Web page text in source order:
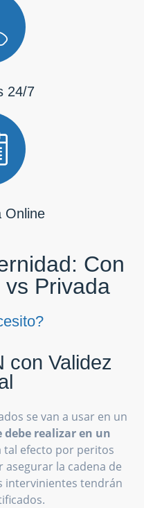
24/7
Online
Con
Privada
con Validez
se van a usar en un
debe realizar en un
tal efecto por peritos
la cadena de
intervinientes tendrán